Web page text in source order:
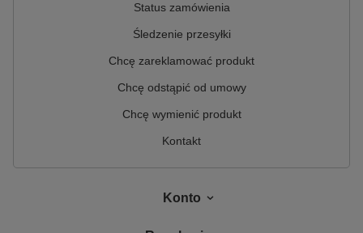
Status zamówienia
Śledzenie przesyłki
Chcę zareklamować produkt
Chcę odstąpić od umowy
Chcę wymienić produkt
Kontakt
Konto